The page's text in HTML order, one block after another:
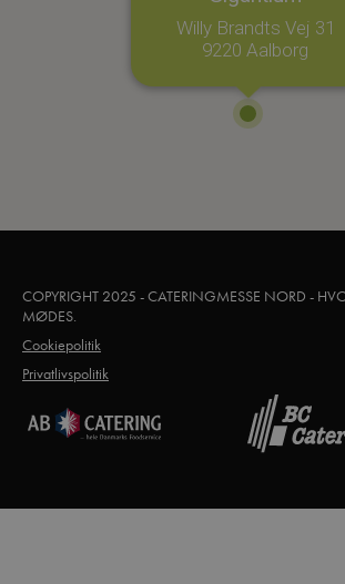
Willy Brandts Vej 31
9220 Aalborg
COPYRIGHT 2025 - CATERINGMESSE NORD -
MØDES.
Cookiepolitik
Privatlivspolitik